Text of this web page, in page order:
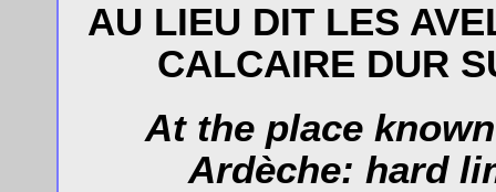
AU LIEU DIT LES
CALCAIRE DUR
At the place
Ardèche: hard